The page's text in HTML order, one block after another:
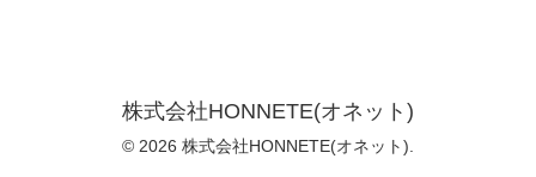
株式会社HONNETE(オネット)
© 2026 株式会社HONNETE(オネット).